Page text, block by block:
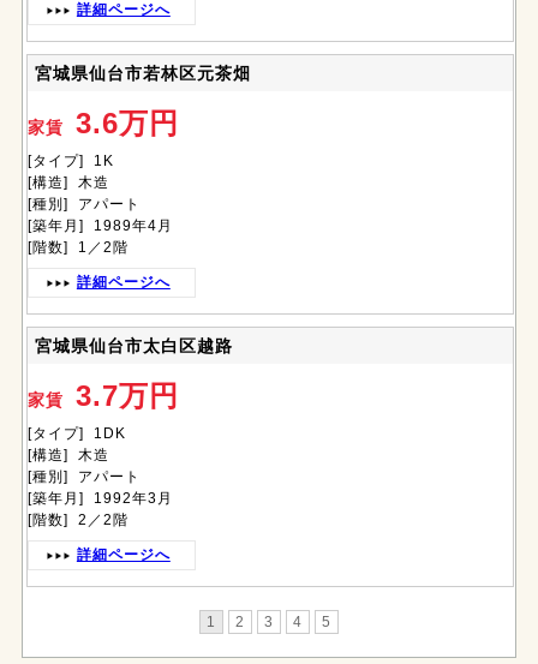
詳細ページへ
宮城県仙台市若林区元茶畑
家賃 3.6万円
[タイプ] 1K
[構造] 木造
[種別] アパート
[築年月] 1989年4月
[階数] 1／2階
詳細ページへ
宮城県仙台市太白区越路
家賃 3.7万円
[タイプ] 1DK
[構造] 木造
[種別] アパート
[築年月] 1992年3月
[階数] 2／2階
詳細ページへ
1 2 3 4 5